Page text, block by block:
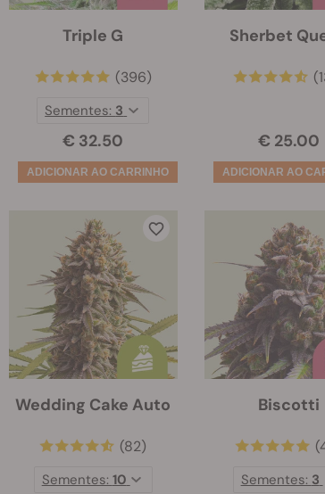
Triple G
(396)
€ 32.50
Sementes: 3
Sherbet
€ 25.00
Wedding Cake Auto
(82)
Sementes: 10
Biscotti
Sementes: 3